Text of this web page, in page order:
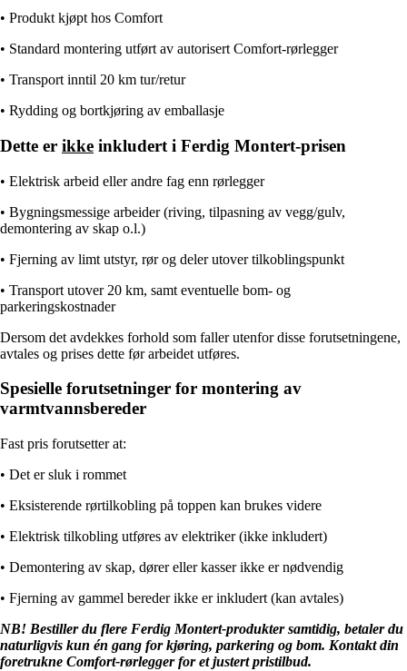
• Produkt kjøpt hos Comfort
• Standard montering utført av autorisert Comfort‑rørlegger
• Transport inntil 20 km tur/retur
• Rydding og bortkjøring av emballasje
Dette er ikke inkludert i Ferdig Montert-prisen
• Elektrisk arbeid eller andre fag enn rørlegger
• Bygningsmessige arbeider (riving, tilpasning av vegg/gulv,
demontering av skap o.l.)
• Fjerning av limt utstyr, rør og deler utover tilkoblingspunkt
• Transport utover 20 km, samt eventuelle bom- og
parkeringskostnader
Dersom det avdekkes forhold som faller utenfor disse forutsetningene,
avtales og prises dette før arbeidet utføres.
Spesielle forutsetninger for montering av
varmtvannsbereder
Fast pris forutsetter at:
• Det er sluk i rommet
• Eksisterende rørtilkobling på toppen kan brukes videre
• Elektrisk tilkobling utføres av elektriker (ikke inkludert)
• Demontering av skap, dører eller kasser ikke er nødvendig
• Fjerning av gammel bereder ikke er inkludert (kan avtales)
NB! Bestiller du flere Ferdig Montert-produkter samtidig, betaler du
naturligvis kun én gang for kjøring, parkering og bom. Kontakt din
foretrukne Comfort-rørlegger for et justert pristilbud.